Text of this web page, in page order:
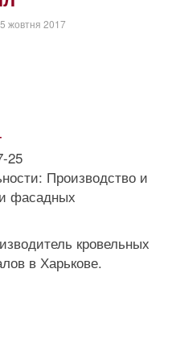
жовтня 2017
25
Производство и
фасадных
кровельных
в Харькове.